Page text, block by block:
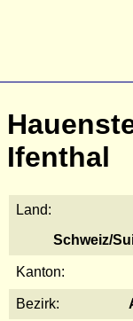
Ifenthal
Land:
Schweiz/
Kanton:
Bezirk: